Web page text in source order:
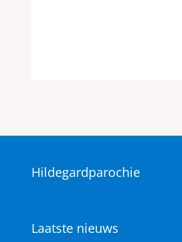
Hildegardparochie
Laatste nieuws